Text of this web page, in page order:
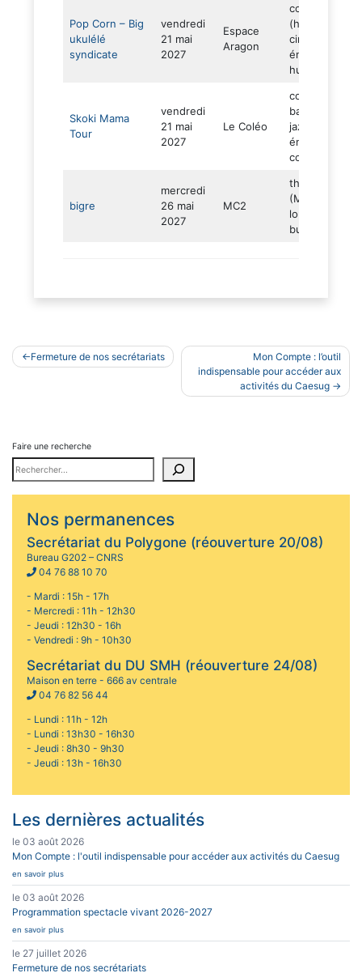
Pop Corn – Big
ukulélé
syndicate
vendredi
21 mai
2027
Espace
Aragon
concert
(hommage
cinéma –
énergie –
humour)
Skoki Mama
Tour
vendredi
21 mai
2027
Le Coléo
concert (brass
band – funk –
jazz – fête –
énergie
contagieuse)
bigre
mercredi
26 mai
2027
MC2
théâtre
(Molière 2017
loufoque –
burlesque)
Navigation
de
Fermeture de nos secrétariats
Mon Compte : l’outil
indispensable pour accéder aux
activités du Caesug
Faire une recherche
Nos permanences
Secrétariat du Polygone (réouverture 20/08)
Bureau G202 – CNRS
04 76 88 10 70
- Mardi : 15h - 17h
- Mercredi : 11h - 12h30
- Jeudi : 12h30 - 16h
- Vendredi : 9h - 10h30
Secrétariat du DU SMH (réouverture 24/08)
Maison en terre - 666 av centrale
04 76 82 56 44
- Lundi : 11h - 12h
- Lundi : 13h30 - 16h30
- Jeudi : 8h30 - 9h30
- Jeudi : 13h - 16h30
Les dernières actualités
le 03 août 2026
Mon Compte : l'outil indispensable pour accéder aux activités du Caesug
en savoir plus
le 03 août 2026
Programmation spectacle vivant 2026-2027
en savoir plus
le 27 juillet 2026
Fermeture de nos secrétariats